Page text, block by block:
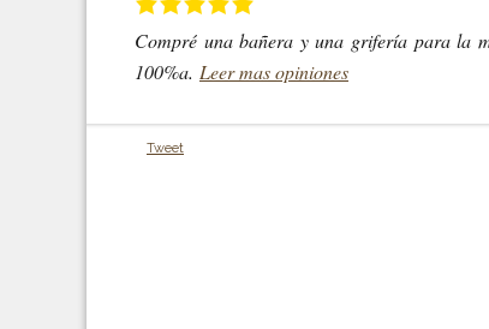
Compré una bañera y una grifería para la
100%a. Leer mas opiniones
Tweet